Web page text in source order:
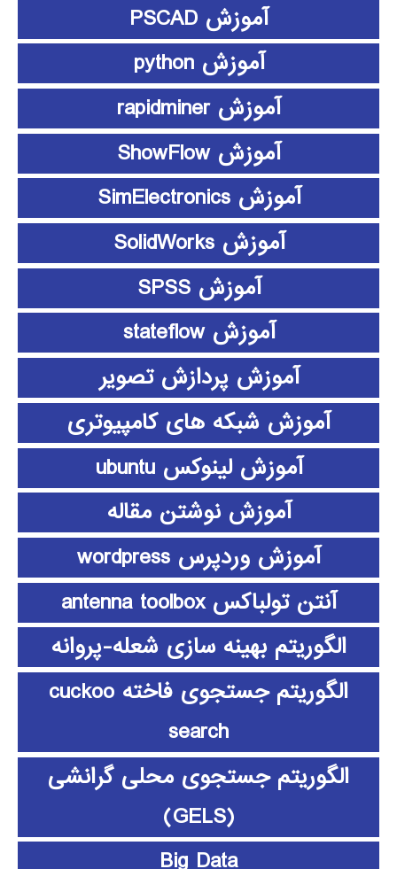
آموزش PSCAD
آموزش python
آموزش rapidminer
آموزش ShowFlow
آموزش SimElectronics
آموزش SolidWorks
آموزش SPSS
آموزش stateflow
آموزش پردازش تصویر
آموزش شبکه های کامپیوتری
آموزش لینوکس ubuntu
آموزش نوشتن مقاله
آموزش وردپرس wordpress
آنتن تولباکس antenna toolbox
الگوریتم بهینه سازی شعله-پروانه
الگوریتم جستجوی فاخته cuckoo
search
الگوریتم جستجوی محلی گرانشی
(GELS)
Big Data